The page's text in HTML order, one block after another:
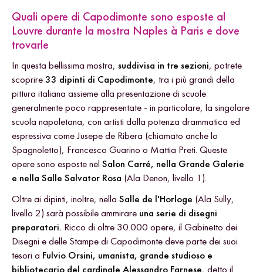
Quali opere di Capodimonte sono esposte al
Louvre durante la mostra Naples à Paris e dove
trovarle
In questa bellissima mostra, suddivisa in tre sezioni, potrete
scoprire33 dipinti di Capodimonte, tra i più grandi della
pittura italiana assieme alla presentazione di scuole
generalmente poco rappresentate - in particolare, la singolare
scuola napoletana, con artisti dalla potenza drammatica ed
espressiva come Jusepe de Ribera (chiamato anche lo
Spagnoletto), Francesco Guarino o Mattia Preti. Queste
opere sono esposte nel Salon Carré, nella Grande Galerie
e nella Salle Salvator Rosa (Ala Denon, livello 1).
Oltre ai dipinti, inoltre, nella Salle de l'Horloge (Ala Sully,
livello 2) sarà possibile ammirare una serie di disegni
preparatori. Ricco di oltre 30.000 opere, il Gabinetto dei
Disegni e delle Stampe di Capodimonte deve parte dei suoi
tesori a Fulvio Orsini, umanista, grande studioso e
bibliotecario del cardinale Alessandro Farnese, detto il